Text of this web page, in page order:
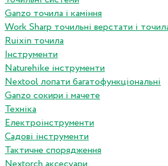
Ganzo точила і каміння
Work Sharp точильні верстати і
Ruixin точила
Інструменти
Naturehike інструменти
Nextool лопати багатофункціональні
Ganzo сокири і мачете
Техніка
Електроінструменти
Садові інструменти
Тактичне спорядження